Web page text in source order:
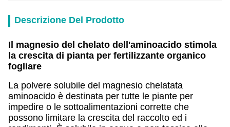
Descrizione Del Prodotto
Il magnesio del chelato dell'aminoacido stimola
la crescita di pianta per fertilizzante organico
fogliare
La polvere solubile del magnesio chelatata
aminoacido è destinata per tutte le piante per
impedire o le sottoalimentazioni corrette che
possono limitare la crescita del raccolto ed i